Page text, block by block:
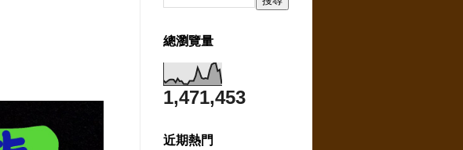
總瀏覽量
1,471,453
近期熱門